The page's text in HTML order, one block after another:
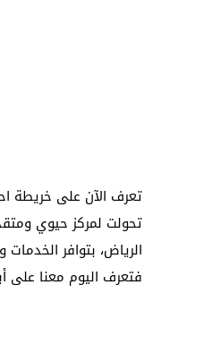
تعرف الآن على خريطة
تحولت لمركز حيوي
الرياض، بتوافر
فتعرف اليوم معنا على